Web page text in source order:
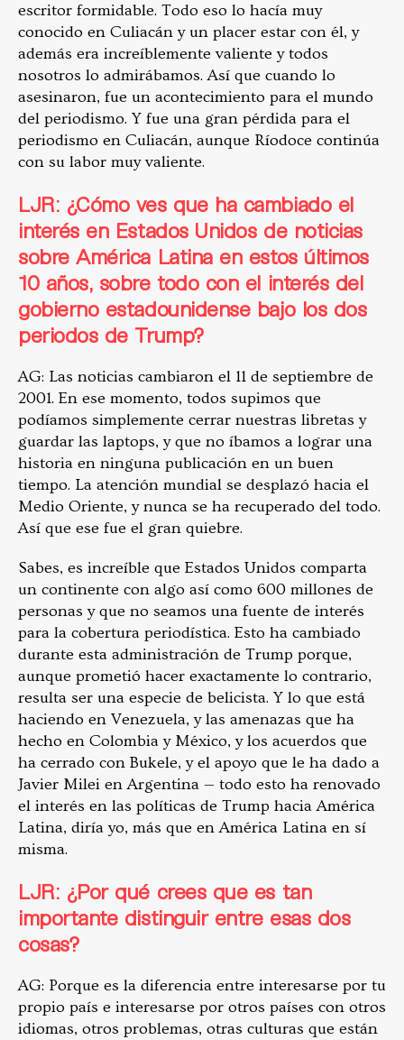
escritor formidable. Todo eso lo hacía muy
conocido en Culiacán y un placer estar con él, y
además era increíblemente valiente y todos
nosotros lo admirábamos. Así que cuando lo
asesinaron, fue un acontecimiento para el mundo
del periodismo. Y fue una gran pérdida para el
periodismo en Culiacán, aunque Ríodoce continúa
con su labor muy valiente.
LJR: ¿Cómo ves que ha cambiado el
interés en Estados Unidos de noticias
sobre América Latina en estos últimos
10 años, sobre todo con el interés del
gobierno estadounidense bajo los dos
periodos de Trump?
AG: Las noticias cambiaron el 11 de septiembre de
2001. En ese momento, todos supimos que
podíamos simplemente cerrar nuestras libretas y
guardar las laptops, y que no íbamos a lograr una
historia en ninguna publicación en un buen
tiempo. La atención mundial se desplazó hacia el
Medio Oriente, y nunca se ha recuperado del todo.
Así que ese fue el gran quiebre.
Sabes, es increíble que Estados Unidos comparta
un continente con algo así como 600 millones de
personas y que no seamos una fuente de interés
para la cobertura periodística. Esto ha cambiado
durante esta administración de Trump porque,
aunque prometió hacer exactamente lo contrario,
resulta ser una especie de belicista. Y lo que está
haciendo en Venezuela, y las amenazas que ha
hecho en Colombia y México, y los acuerdos que
ha cerrado con Bukele, y el apoyo que le ha dado a
Javier Milei en Argentina — todo esto ha renovado
el interés en las políticas de Trump hacia América
Latina, diría yo, más que en América Latina en sí
misma.
LJR: ¿Por qué crees que es tan
importante distinguir entre esas dos
cosas?
AG: Porque es la diferencia entre interesarse por tu
propio país e interesarse por otros países con otros
idiomas, otros problemas, otras culturas que están